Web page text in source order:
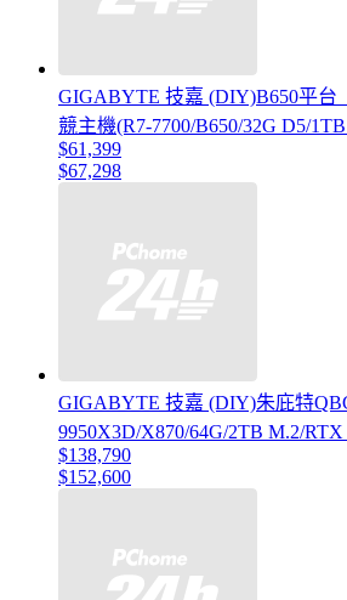
GIGABYTE 技嘉 (DIY)B650平台
競主機(R7-7700/B650/32G D5/
$61,399
$67,298
GIGABYTE 技嘉 (DIY)朱庇特
9950X3D/X870/64G/2TB M.2/
$138,790
$152,600